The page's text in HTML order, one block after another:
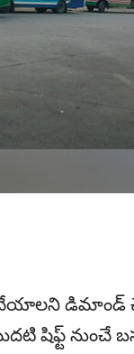
చేయాలని డిమాండ్
షిఫ్ట్ నుంచే